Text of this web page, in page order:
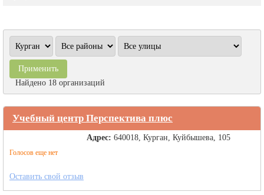
Найдено 18 организаций
Учебный центр Перспектива плюс
Голосов еще нет
Адрес: 640018, Курган, Куйбышева, 105
Оставить свой отзыв